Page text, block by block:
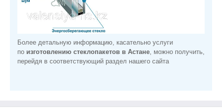
Более детальную информацию, касательно услуги
по изготовлению стеклопакетов в Астане, можно получить,
перейдя в соответствующий раздел нашего сайта